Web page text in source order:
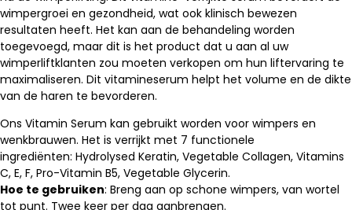
wimpergroei en gezondheid, wat ook klinisch bewezen
resultaten heeft. Het kan aan de behandeling worden
toegevoegd, maar dit is het product dat u aan al uw
wimperliftklanten zou moeten verkopen om hun liftervaring te
maximaliseren. Dit vitamineserum helpt het volume en de dikte
van de haren te bevorderen.
Ons Vitamin Serum kan gebruikt worden voor wimpers en
wenkbrauwen. Het is verrijkt met 7 functionele
ingrediënten: Hydrolysed Keratin, Vegetable Collagen, Vitamins
C, E, F, Pro-Vitamin B5, Vegetable Glycerin.
Hoe te gebruiken: Breng aan op schone wimpers, van wortel
tot punt. Twee keer per dag aanbrengen.